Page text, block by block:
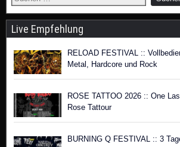
Live Empfehlung
RELOAD FESTIVAL ::
Metal, Hardcore und Rock
ROSE TATTOO 2026 :: One
Rose Tattour
BURNING Q FESTIVAL :: 3